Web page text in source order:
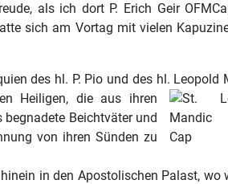
als ich dort P. Erich Geir
sich am Vortag mit vielen
des hl. P. Pio und des hl. Leopold
Heiligen, die aus ihren
Beichtväter und
von ihren Sünden zu
in den Apostolischen Palast, wo